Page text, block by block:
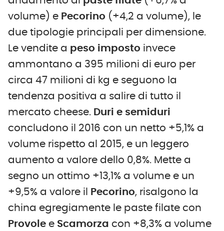
volume) e Pecorino (+4,2 a volume), le
due tipologie principali per dimensione.
Le vendite a peso imposto invece
ammontano a 395 milioni di euro per
circa 47 milioni di kg e seguono la
tendenza positiva a salire di tutto il
mercato cheese. Duri e semiduri
concludono il 2016 con un netto +5,1% a
volume rispetto al 2015, e un leggero
aumento a valore dello 0,8%. Mette a
segno un ottimo +13,1% a volume e un
+9,5% a valore il
Pecorino, risalgono la
china egregiamente le paste filate con
Provole e Scamorza con +8,3% a volume